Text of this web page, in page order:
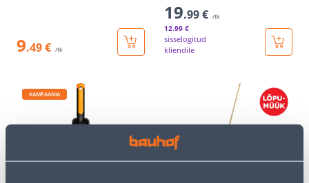
9.49 € /tk
19.99 € /tk
12.99 €
sisselogitud
kliendile
KAMPAANIA